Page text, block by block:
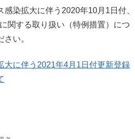
感染拡大に伴う2020年10月1日付、
関する取り扱い（特例措置）につ
い。
大に伴う2021年4月1日付更新登録